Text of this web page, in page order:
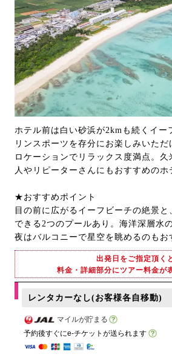
ホテル前は白い砂浜が2kmも続くイー
リンスポーツを存分にお楽しみいた
ロケーションでリラックス度満点。
人やリピーターさんにもおすすめのホ
★おすすめポイント
目の前に広がるイーフビーチの絶景と
できる2つのプールあり。海洋深層水
夜はバルコニーで星空を眺めるのもお
出発日をご指定頂く
料金・詳細部分にツアー料金が
レンタカーなし(お客様各自移動)
マイルが貯まる
予約後すぐにe-チケットが送られます